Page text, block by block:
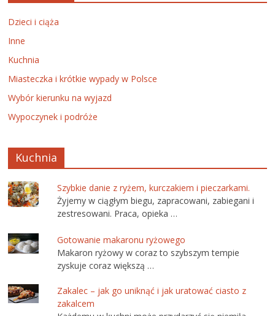
Dzieci i ciąża
Inne
Kuchnia
Miasteczka i krótkie wypady w Polsce
Wybór kierunku na wyjazd
Wypoczynek i podróże
Kuchnia
Szybkie danie z ryżem, kurczakiem i pieczarkami.
Żyjemy w ciągłym biegu, zapracowani, zabiegani i
zestresowani. Praca, opieka …
Gotowanie makaronu ryżowego
Makaron ryżowy w coraz to szybszym tempie
zyskuje coraz większą …
Zakalec – jak go uniknąć i jak uratować ciasto z
zakalcem